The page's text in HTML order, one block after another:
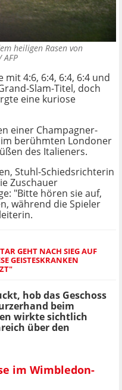
heiligen Rasen von
AFP
mit 4:6, 6:4, 6:4, 6:4 und
Slam-Titel, doch
eine kuriose
einer Champagner-
im berühmten Londoner
des Italieners.
Stuhl-Schiedsrichterin
Zuschauer
"Bitte hören sie auf,
während die Spieler
GEHT NACH SIEG AUF
GEISTESKRANKEN
hob das Geschoss
beim
wirkte sichtlich
über den
im Wimbledon-